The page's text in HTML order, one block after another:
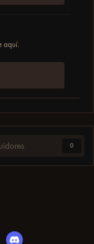
aquí.
0